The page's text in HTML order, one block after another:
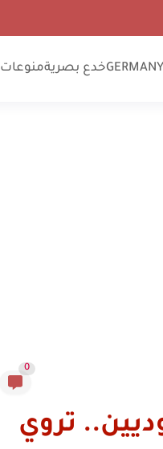
GERMANYخدع بصريةمنوعات
0
تروي